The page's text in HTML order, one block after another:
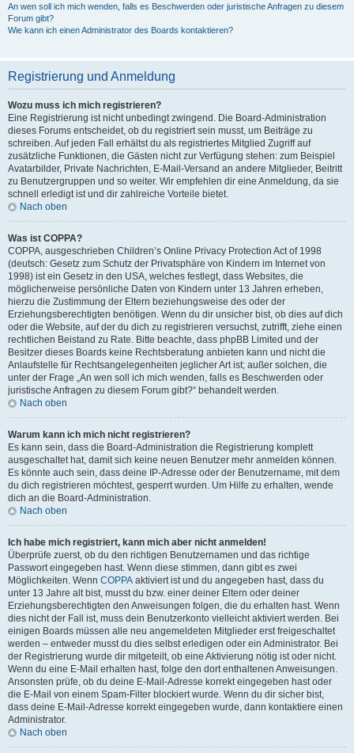
An wen soll ich mich wenden, falls es Beschwerden oder juristische Anfragen zu diesem
Forum gibt?
Wie kann ich einen Administrator des Boards kontaktieren?
Registrierung und Anmeldung
Wozu muss ich mich registrieren?
Eine Registrierung ist nicht unbedingt zwingend. Die Board-Administration
dieses Forums entscheidet, ob du registriert sein musst, um Beiträge zu
schreiben. Auf jeden Fall erhältst du als registriertes Mitglied Zugriff auf
zusätzliche Funktionen, die Gästen nicht zur Verfügung stehen: zum Beispiel
Avatarbilder, Private Nachrichten, E-Mail-Versand an andere Mitglieder, Beitritt
zu Benutzergruppen und so weiter. Wir empfehlen dir eine Anmeldung, da sie
schnell erledigt ist und dir zahlreiche Vorteile bietet.
Nach oben
Was ist COPPA?
COPPA, ausgeschrieben Children’s Online Privacy Protection Act of 1998
(deutsch: Gesetz zum Schutz der Privatsphäre von Kindern im Internet von
1998) ist ein Gesetz in den USA, welches festlegt, dass Websites, die
möglicherweise persönliche Daten von Kindern unter 13 Jahren erheben,
hierzu die Zustimmung der Eltern beziehungsweise des oder der
Erziehungsberechtigten benötigen. Wenn du dir unsicher bist, ob dies auf dich
oder die Website, auf der du dich zu registrieren versuchst, zutrifft, ziehe einen
rechtlichen Beistand zu Rate. Bitte beachte, dass phpBB Limited und der
Besitzer dieses Boards keine Rechtsberatung anbieten kann und nicht die
Anlaufstelle für Rechtsangelegenheiten jeglicher Art ist; außer solchen, die
unter der Frage „An wen soll ich mich wenden, falls es Beschwerden oder
juristische Anfragen zu diesem Forum gibt?“ behandelt werden.
Nach oben
Warum kann ich mich nicht registrieren?
Es kann sein, dass die Board-Administration die Registrierung komplett
ausgeschaltet hat, damit sich keine neuen Benutzer mehr anmelden können.
Es könnte auch sein, dass deine IP-Adresse oder der Benutzername, mit dem
du dich registrieren möchtest, gesperrt wurden. Um Hilfe zu erhalten, wende
dich an die Board-Administration.
Nach oben
Ich habe mich registriert, kann mich aber nicht anmelden!
Überprüfe zuerst, ob du den richtigen Benutzernamen und das richtige
Passwort eingegeben hast. Wenn diese stimmen, dann gibt es zwei
Möglichkeiten. Wenn COPPA aktiviert ist und du angegeben hast, dass du
unter 13 Jahre alt bist, musst du bzw. einer deiner Eltern oder deiner
Erziehungsberechtigten den Anweisungen folgen, die du erhalten hast. Wenn
dies nicht der Fall ist, muss dein Benutzerkonto vielleicht aktiviert werden. Bei
einigen Boards müssen alle neu angemeldeten Mitglieder erst freigeschaltet
werden – entweder musst du dies selbst erledigen oder ein Administrator. Bei
der Registrierung wurde dir mitgeteilt, ob eine Aktivierung nötig ist oder nicht.
Wenn du eine E-Mail erhalten hast, folge den dort enthaltenen Anweisungen.
Ansonsten prüfe, ob du deine E-Mail-Adresse korrekt eingegeben hast oder
die E-Mail von einem Spam-Filter blockiert wurde. Wenn du dir sicher bist,
dass deine E-Mail-Adresse korrekt eingegeben wurde, dann kontaktiere einen
Administrator.
Nach oben